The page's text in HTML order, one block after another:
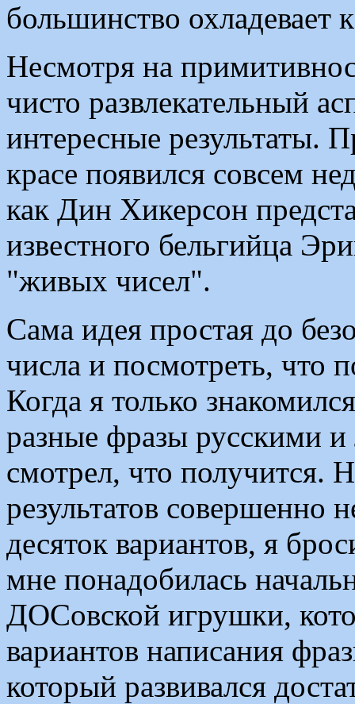
большинство охладевает
Несмотря на
чисто развлекательный
интересные результаты.
красе появился совсем
как Дин Хикерсон
известного бельгийца
"живых чисел".
Сама идея простая до
числа и посмотреть, что
Когда я только
разные фразы русскими
смотрел, что получится.
результатов совершенно
десяток вариантов, я
мне понадобилась
ДОСовской игрушки,
вариантов написания
который развивался